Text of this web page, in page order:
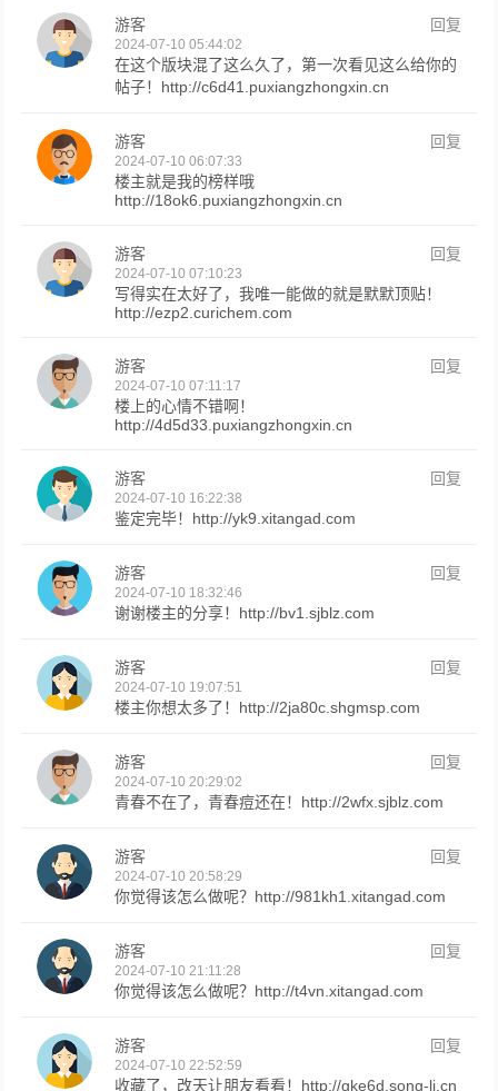
游客 回复
2024-07-10 05:44:02
在这个版块混了这么久了，第一次看见这么给你的
帖子！http://c6d41.puxiangzhongxin.cn
游客 回复
2024-07-10 06:07:33
楼主就是我的榜样哦
http://18ok6.puxiangzhongxin.cn
游客 回复
2024-07-10 07:10:23
写得实在太好了，我唯一能做的就是默默顶贴！
http://ezp2.curichem.com
游客 回复
2024-07-10 07:11:17
楼上的心情不错啊！
http://4d5d33.puxiangzhongxin.cn
游客 回复
2024-07-10 16:22:38
鉴定完毕！http://yk9.xitangad.com
游客 回复
2024-07-10 18:32:46
谢谢楼主的分享！http://bv1.sjblz.com
游客 回复
2024-07-10 19:07:51
楼主你想太多了！http://2ja80c.shgmsp.com
游客 回复
2024-07-10 20:29:02
青春不在了，青春痘还在！http://2wfx.sjblz.com
游客 回复
2024-07-10 20:58:29
你觉得该怎么做呢？http://981kh1.xitangad.com
游客 回复
2024-07-10 21:11:28
你觉得该怎么做呢？http://t4vn.xitangad.com
游客 回复
2024-07-10 22:52:59
收藏了，改天让朋友看看！http://gke6d.song-li.cn